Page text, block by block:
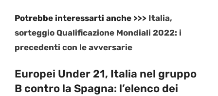
Potrebbe interessarti anche >>> Italia,
sorteggio Qualificazione Mondiali 2022: i
precedenti con le avversarie
Europei Under 21, Italia nel gruppo
B contro la Spagna: l’elenco dei